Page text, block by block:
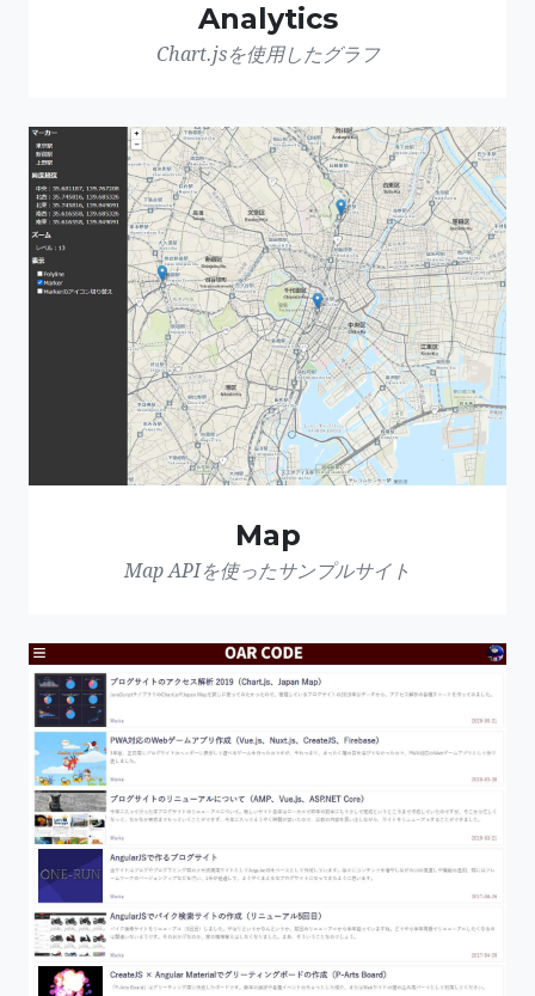
Analytics
Chart.jsを使用したグラフ
Map
Map APIを使ったサンプルサイト